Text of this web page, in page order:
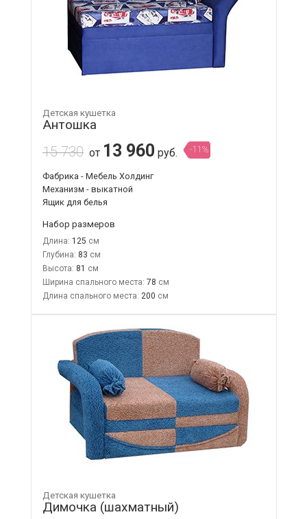
Детская кушетка
Антошка
15 730 от 13 960 руб. -11%
Фабрика - Мебель Холдинг
Механизм - выкатной
Ящик для белья
Набор размеров
Длина: 125
Глубина: 83
Высота: 81
Ширина спального места: 78
Длина спального места: 200
Детская кушетка
Димочка (шахматный)